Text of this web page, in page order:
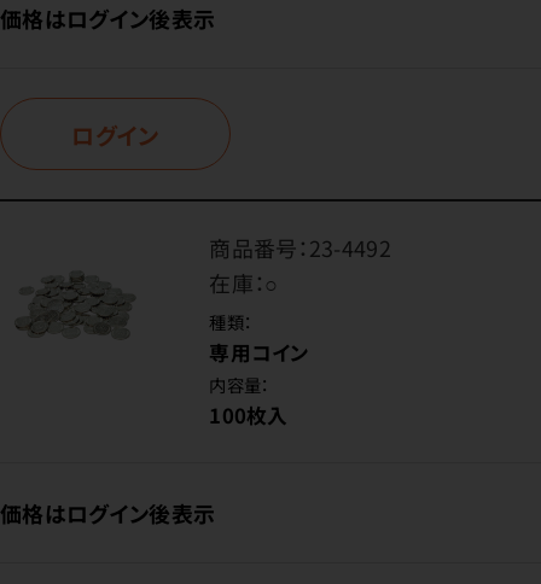
価格はログイン後表示
ログイン
商品番号：23-4492
在庫：○
種類：
専用コイン
内容量：
100枚入
価格はログイン後表示